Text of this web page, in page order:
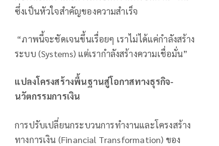
ซึ่งเป็นหัวใจสำคัญของความสำเร็จ
“ภาพนี้จะชัดเจนขึ้นเรื่อยๆ เราไม่ได้แค่กำลังสร้าง
ระบบ (Systems) แต่เรากำลังสร้างความเชื่อมั่น”
แปลงโครงสร้างพื้นฐานสู่โอกาสทางธุรกิจ-
นวัตกรรมการเงิน
การปรับเปลี่ยนกระบวนการทำงานและโครงสร้าง
ทางการเงิน (Financial Transformation) ของ